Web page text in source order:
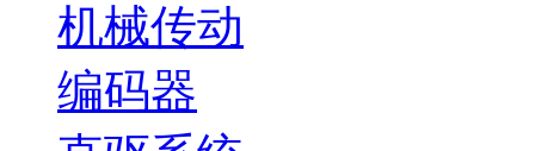
机械传动
编码器